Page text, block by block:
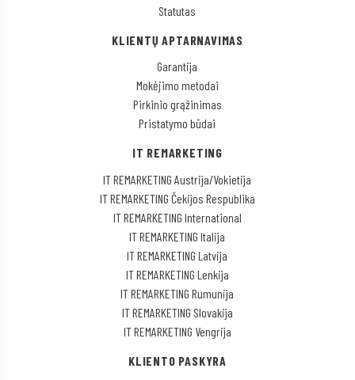
Statutas
KLIENTŲ APTARNAVIMAS
Garantija
Mokėjimo metodai
Pirkinio grąžinimas
Pristatymo būdai
IT REMARKETING
IT REMARKETING Austrija/Vokietija
IT REMARKETING Čekijos Respublika
IT REMARKETING International
IT REMARKETING Italija
IT REMARKETING Latvija
IT REMARKETING Lenkija
IT REMARKETING Rumunija
IT REMARKETING Slovakija
IT REMARKETING Vengrija
KLIENTO PASKYRA